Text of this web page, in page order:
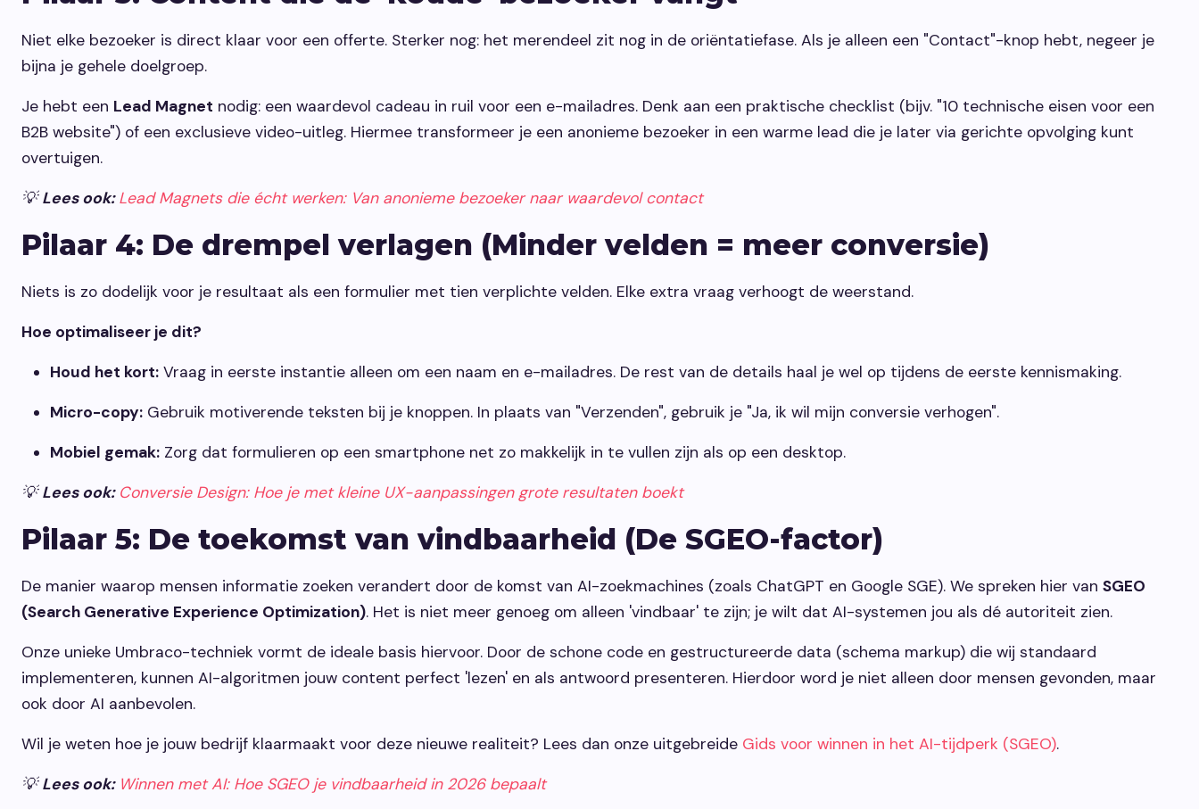
Niet elke bezoeker is direct klaar voor een offerte. Sterker nog: het merendeel zit nog in de oriëntatiefase. Als je alleen een "Contact"-knop hebt, negeer je
bijna je gehele doelgroep.
Je hebt een Lead Magnet nodig: een waardevol cadeau in ruil voor een e-mailadres. Denk aan een praktische checklist (bijv. "10 technische eisen voor een
B2B website") of een exclusieve video-uitleg. Hiermee transformeer je een anonieme bezoeker in een warme lead die je later via gerichte opvolging kunt
overtuigen.
💡Lees ook: Lead Magnets die écht werken: Van anonieme bezoeker naar waardevol contact
Pilaar 4: De drempel verlagen (Minder velden = meer conversie)
Niets is zo dodelijk voor je resultaat als een formulier met tien verplichte velden. Elke extra vraag verhoogt de weerstand.
Hoe optimaliseer je dit?
Houd het kort: Vraag in eerste instantie alleen om een naam en e-mailadres. De rest van de details haal je wel op tijdens de eerste kennismaking.
Micro-copy: Gebruik motiverende teksten bij je knoppen. In plaats van "Verzenden", gebruik je "Ja, ik wil mijn conversie verhogen".
Mobiel gemak: Zorg dat formulieren op een smartphone net zo makkelijk in te vullen zijn als op een desktop.
💡Lees ook: Conversie Design: Hoe je met kleine UX-aanpassingen grote resultaten boekt
Pilaar 5: De toekomst van vindbaarheid (De SGEO-factor)
De manier waarop mensen informatie zoeken verandert door de komst van AI-zoekmachines (zoals ChatGPT en Google SGE). We spreken hier van SGEO
(Search Generative Experience Optimization). Het is niet meer genoeg om alleen 'vindbaar' te zijn; je wilt dat AI-systemen jou als dé autoriteit zien.
Onze unieke Umbraco-techniek vormt de ideale basis hiervoor. Door de schone code en gestructureerde data (schema markup) die wij standaard
implementeren, kunnen AI-algoritmen jouw content perfect 'lezen' en als antwoord presenteren. Hierdoor word je niet alleen door mensen gevonden, maar
ook door AI aanbevolen.
Wil je weten hoe je jouw bedrijf klaarmaakt voor deze nieuwe realiteit? Lees dan onze uitgebreide Gids voor winnen in het AI-tijdperk (SGEO).
💡Lees ook: Winnen met AI: Hoe SGEO je vindbaarheid in 2026 bepaalt